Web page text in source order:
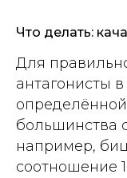
Что делать:
Для
антагонисты
большинства
например,
соотношение